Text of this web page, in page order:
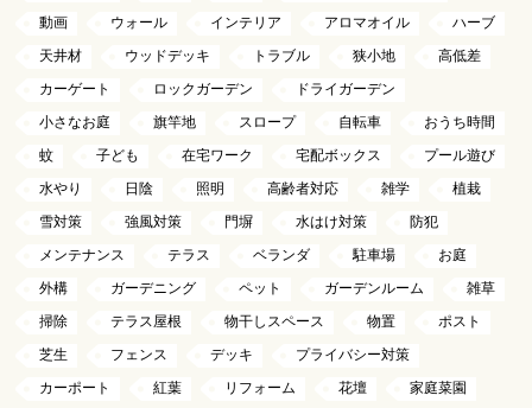
動画
ウォール インテリア アロマオイル
ハーブ
天井材
ウッドデッキ トラブル 狭小地
高低差
カーゲート
ロックガーデン
ドライガーデン
小さなお庭
旗竿地 スロープ 自転車
おうち時間
蚊
子ども 在宅ワーク 宅配ボックス
プール遊び
水やり
日陰 照明 高齢者対応 雑学
植栽
雪対策
強風対策 門塀 水はけ対策
防犯
メンテナンス
テラス ベランダ 駐車場
お庭
外構
ガーデニング ペット ガーデンルーム
雑草
掃除
テラス屋根 物干しスペース 物置
ポスト
芝生
フェンス デッキ
プライバシー対策
カーポート
紅葉 リフォーム 花壇
家庭菜園